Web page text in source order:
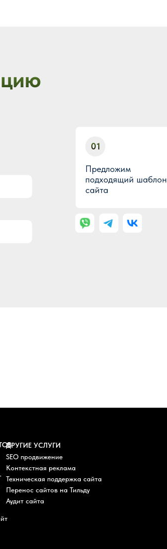
Предложим
подходящий шаблон
сайта
01
ДРУГИЕ УСЛУГИ
SEO продвижение
Контекстная реклама
Техническая поддержка сайта
Перенос сайтов на Тильду
Аудит сайта